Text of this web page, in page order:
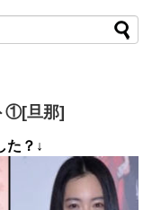
①[旦那]
た？↓